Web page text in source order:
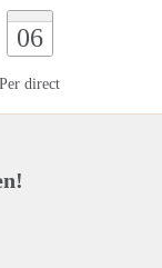
06
Per direct